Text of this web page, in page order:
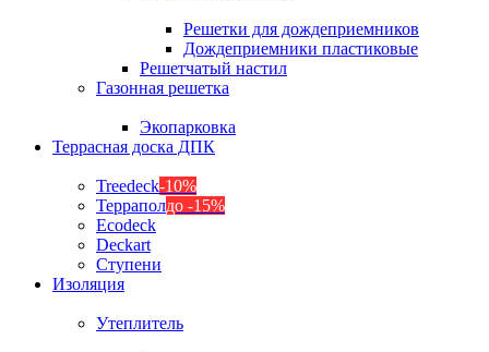
Решетки для дождеприемников
Дождеприемники пластиковые
Решетчатый настил
Газонная решетка
Экопарковка
Террасная доска ДПК
Treedeck-10%
Терраполдо -15%
Ecodeck
Deckart
Ступени
Изоляция
Утеплитель